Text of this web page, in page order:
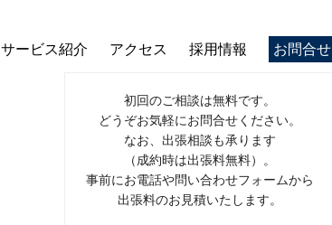
サービス紹介 アクセス 採用情報 お問合せ
初回のご相談は無料です。
どうぞお気軽にお問合せください。
なお、出張相談も承ります
（成約時は出張料無料）。
事前にお電話や問い合わせフォームから
出張料のお見積いたします。